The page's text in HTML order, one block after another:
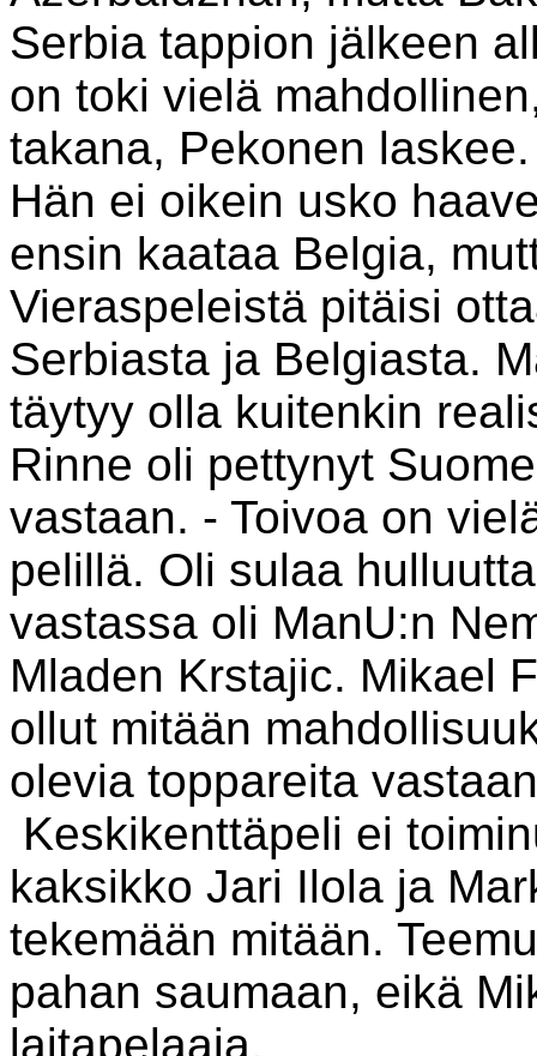
Serbia tappion jälkeen
on toki vielä
takana, Pekonen laskee.
Hän ei oikein usko
ensin kaataa Belgia,
Vieraspeleistä pitäisi
Serbiasta ja Belgiasta.
täytyy olla kuitenkin
Rinne oli pettynyt
vastaan. - Toivoa on
pelillä. Oli sulaa
vastassa oli ManU:n
Mladen Krstajic. Mikael
ollut mitään
olevia toppareita
Keskikenttäpeli ei
kaksikko Jari Ilola ja
tekemään mitään.
pahan saumaan, eikä
laitapelaaja.